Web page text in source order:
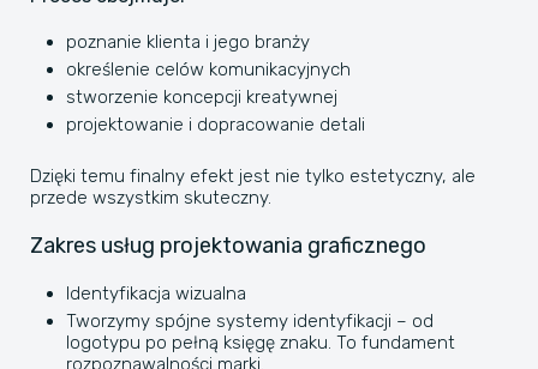
poznanie klienta i jego branży
określenie celów komunikacyjnych
stworzenie koncepcji kreatywnej
projektowanie i dopracowanie detali
Dzięki temu finalny efekt jest nie tylko estetyczny, ale
przede wszystkim skuteczny.
Zakres usług projektowania graficznego
Identyfikacja wizualna
Tworzymy spójne systemy identyfikacji – od
logotypu po pełną księgę znaku. To fundament
rozpoznawalności marki.